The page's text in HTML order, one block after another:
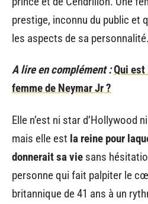
prestige, inconnu du public et
les aspects de sa personnalité.
A lire en complément :Qui
femme de Neymar Jr ?
Elle n’est ni star d’Hollywood
mais elle est la reine pour
donnerait sa vie sans
personne qui fait palpiter le
britannique de 41 ans à un